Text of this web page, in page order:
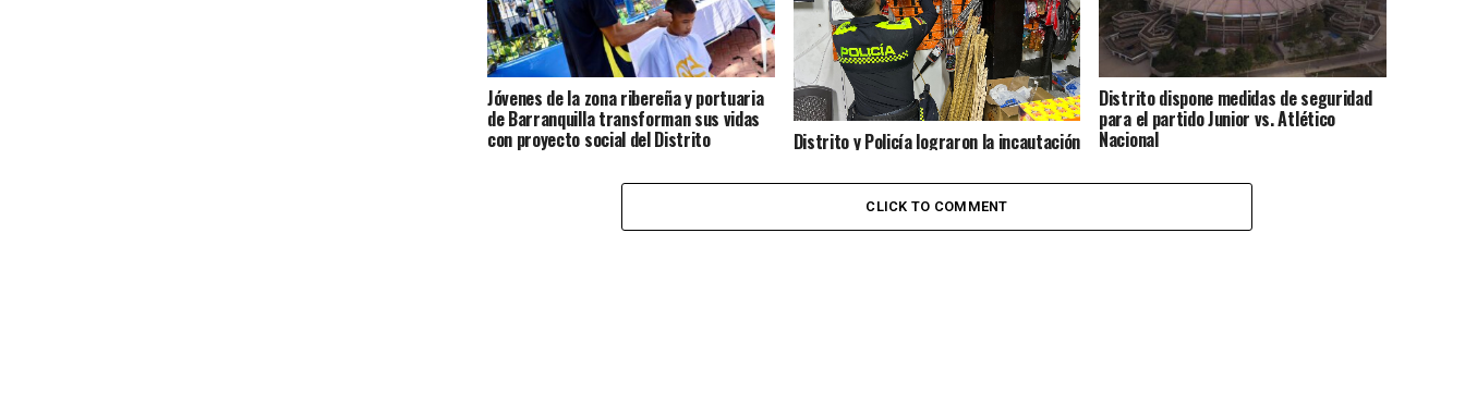
Jóvenes de la zona ribereña y portuaria
de Barranquilla transforman sus vidas
con proyecto social del Distrito Distrito y Policía lograron la incautación
serían vendidos en esta temporada
Distrito dispone medidas de seguridad
para el partido Junior vs. Atlético
Nacional
CLICK TO COMMENT